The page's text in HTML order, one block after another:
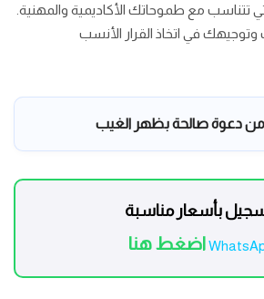
تتناسب مع طموحاتك الأكاديمية والمهنية.
في اتخاذ القرار الأنسب
من دعوة صالحة بظهر الغيب
بأسعار مناسبة
اضغط هنا